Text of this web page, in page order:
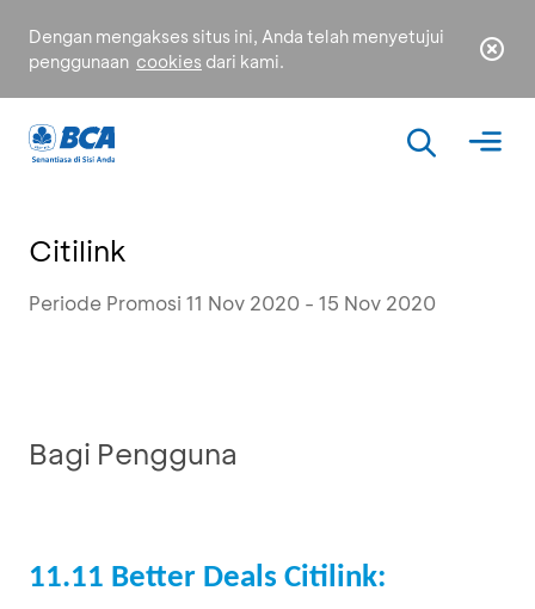
Dengan mengakses situs ini, Anda telah menyetujui
penggunaan cookies dari kami.
Citilink
Periode Promosi 11 Nov 2020 - 15 Nov 2020
Bagi Pengguna
11.11 Better Deals Citilink: